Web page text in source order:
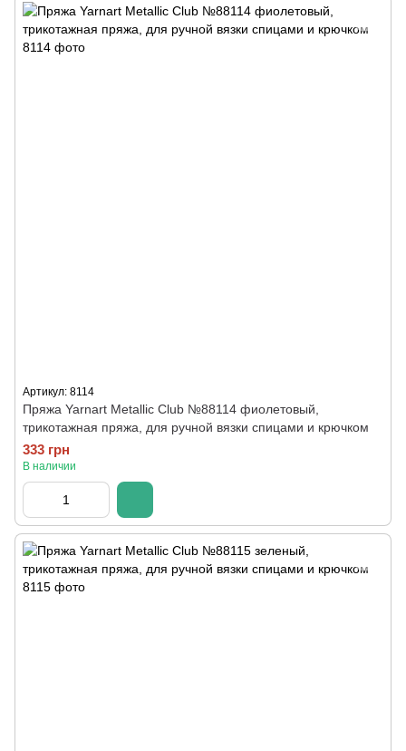
Артикул: 8114
Пряжа Yarnart Metallic Club №88114 фиолетовый,
трикотажная пряжа, для ручной вязки спицами и крючком
333 грн
В наличии